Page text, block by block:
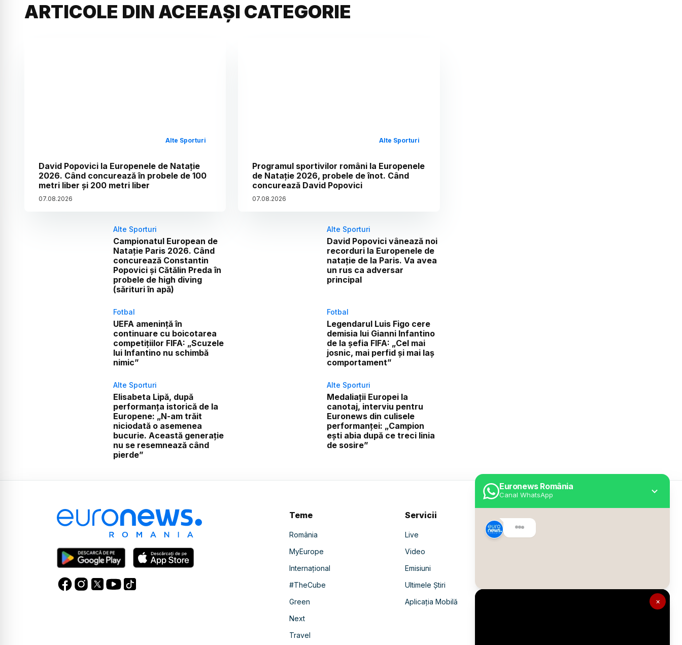
×
Euronews România
Canal WhatsApp
ARTICOLE DIN ACEEAȘI CATEGORIE
Alte Sporturi
David Popovici la Europenele de Natație
2026. Când concurează în probele de 100
metri liber și 200 metri liber
07.08.2026
Alte Sporturi
Programul sportivilor români la Europenele
de Natație 2026, probele de înot. Când
concurează David Popovici
07.08.2026
Alte Sporturi
Campionatul European de
Natație Paris 2026. Când
concurează Constantin
Popovici și Cătălin Preda în
probele de high diving
(sărituri în apă)
Alte Sporturi
David Popovici vânează noi
recorduri la Europenele de
natație de la Paris. Va avea
un rus ca adversar
principal
Fotbal
UEFA amenință în
continuare cu boicotarea
competițiilor FIFA: „Scuzele
lui Infantino nu schimbă
nimic”
Fotbal
Legendarul Luis Figo cere
demisia lui Gianni Infantino
de la șefia FIFA: „Cel mai
josnic, mai perfid și mai laș
comportament”
Alte Sporturi
Elisabeta Lipă, după
performanța istorică de la
Europene: „N-am trăit
niciodată o asemenea
bucurie. Această generație
nu se resemnează când
pierde”
Alte Sporturi
Medaliații Europei la
canotaj, interviu pentru
Euronews din culisele
performanței: „Campion
ești abia după ce treci linia
de sosire”
Teme
România
MyEurope
Internațional
#TheCube
Green
Next
Travel
Servicii
Live
Video
Emisiuni
Ultimele Știri
Aplicația Mobilă
Despre Euronews